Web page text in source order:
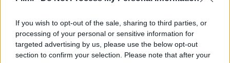
If you wish to opt-out of the sale, sharing to third parties, or
processing of your personal or sensitive information for
targeted advertising by us, please use the below opt-out
section to confirm your selection. Please note that after your
2025 6.4 2012